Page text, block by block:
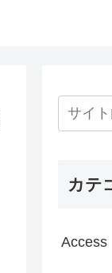
カテ
Access